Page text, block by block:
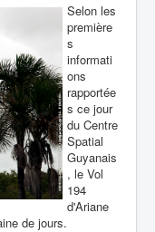
Selon les
première
s
informati
ons
rapportée
s ce jour
du Centre
Spatial
Guyanais
, le Vol
194
d'Ariane
de jours.